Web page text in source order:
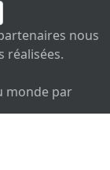
nous
réalisées.
monde par